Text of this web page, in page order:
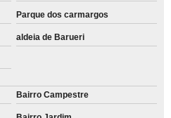
Parque dos carmargos
aldeia de Barueri
Bairro Campestre